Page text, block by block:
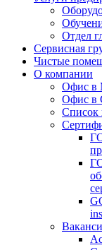
Отдел
Сервисная
Чистые
О компании
Офис в
Офис в
Список